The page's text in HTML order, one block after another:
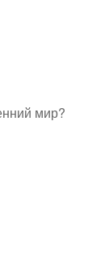
мир?